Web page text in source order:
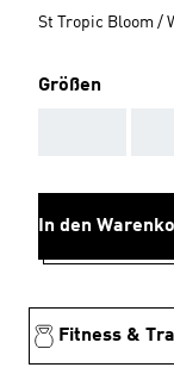
St Tropic Bloom /
Größen
In den
Fitness &